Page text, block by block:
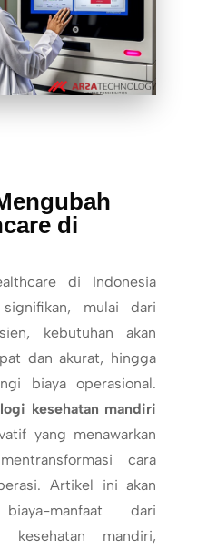
di
di Indonesia
mulai dari
kebutuhan akan
dan akurat, hingga
biaya operasional.
kesehatan mandiri
yang menawarkan
cara
Artikel ini akan
manfaat dari
kesehatan mandiri,